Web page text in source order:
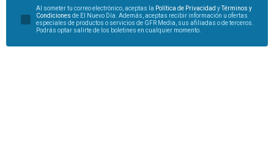
Al someter tu correo electrónico, aceptas la Política de Privacidad yTérminos y
Condiciones de El Nuevo Día. Además, aceptas recibir información u ofertas
especiales de productos o servicios de GFR Media, sus afiliadas o de terceros.
Podrás optar salirte de los boletines en cualquier momento.